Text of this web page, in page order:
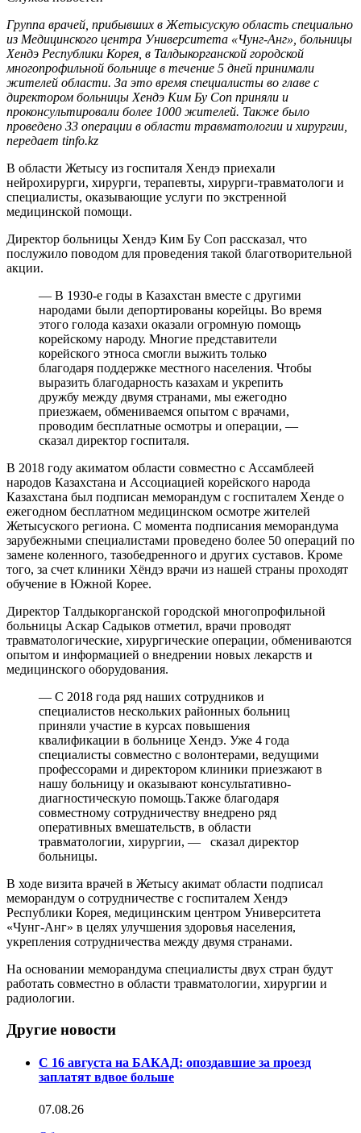
Группа врачей, прибывших в Жетысускую область специально
из Медицинского центра Университета «Чунг-Анг», больницы
Хендэ Республики Корея, в Талдыкорганской городской
многопрофильной больнице в течение 5 дней принимали
жителей области. За это время специалисты во главе с
директором больницы Хендэ Ким Бу Соп приняли и
проконсультировали более 1000 жителей. Также было
проведено 33 операции в области травматологии и хирургии,
передает tinfo.kz
В области Жетысу из госпиталя Хендэ приехали
нейрохирурги, хирурги, терапевты, хирурги-травматологи и
специалисты, оказывающие услуги по экстренной
медицинской помощи.
Директор больницы Хендэ Ким Бу Соп рассказал, что
послужило поводом для проведения такой благотворительной
акции.
— В 1930-е годы в Казахстан вместе с другими
народами были депортированы корейцы. Во время
этого голода казахи оказали огромную помощь
корейскому народу. Многие представители
корейского этноса смогли выжить только
благодаря поддержке местного населения. Чтобы
выразить благодарность казахам и укрепить
дружбу между двумя странами, мы ежегодно
приезжаем, обмениваемся опытом с врачами,
проводим бесплатные осмотры и операции, —
сказал директор госпиталя.
В 2018 году акиматом области совместно с Ассамблеей
народов Казахстана и Ассоциацией корейского народа
Казахстана был подписан меморандум с госпиталем Хенде о
ежегодном бесплатном медицинском осмотре жителей
Жетысуского региона. С момента подписания меморандума
зарубежными специалистами проведено более 50 операций по
замене коленного, тазобедренного и других суставов. Кроме
того, за счет клиники Хёндэ врачи из нашей страны проходят
обучение в Южной Корее.
Директор Талдыкорганской городской многопрофильной
больницы Аскар Садыков отметил, врачи проводят
травматологические, хирургические операции, обмениваются
опытом и информацией о внедрении новых лекарств и
медицинского оборудования.
— С 2018 года ряд наших сотрудников и
специалистов нескольких районных больниц
приняли участие в курсах повышения
квалификации в больнице Хендэ. Уже 4 года
специалисты совместно с волонтерами, ведущими
профессорами и директором клиники приезжают в
нашу больницу и оказывают консультативно-
диагностическую помощь.Также благодаря
совместному сотрудничеству внедрено ряд
оперативных вмешательств, в области
травматологии, хирургии, — сказал директор
больницы.
В ходе визита врачей в Жетысу акимат области подписал
меморандум о сотрудничестве с госпиталем Хендэ
Республики Корея, медицинским центром Университета
«Чунг-Анг» в целях улучшения здоровья населения,
укрепления сотрудничества между двумя странами.
На основании меморандума специалисты двух стран будут
работать совместно в области травматологии, хирургии и
радиологии.
Другие новости
С 16 августа на БАКАД: опоздавшие за проезд
заплатят вдвое больше
07.08.26